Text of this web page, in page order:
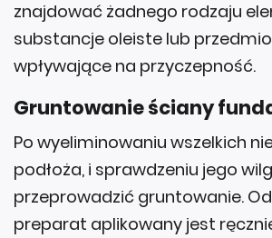
znajdować żadnego rodzaju
substancje oleiste lub
wpływające na przyczepność.
Gruntowanie ściany
Po wyeliminowaniu wszelkich
podłoża, i sprawdzeniu jego
przeprowadzić gruntowanie.
preparat aplikowany jest